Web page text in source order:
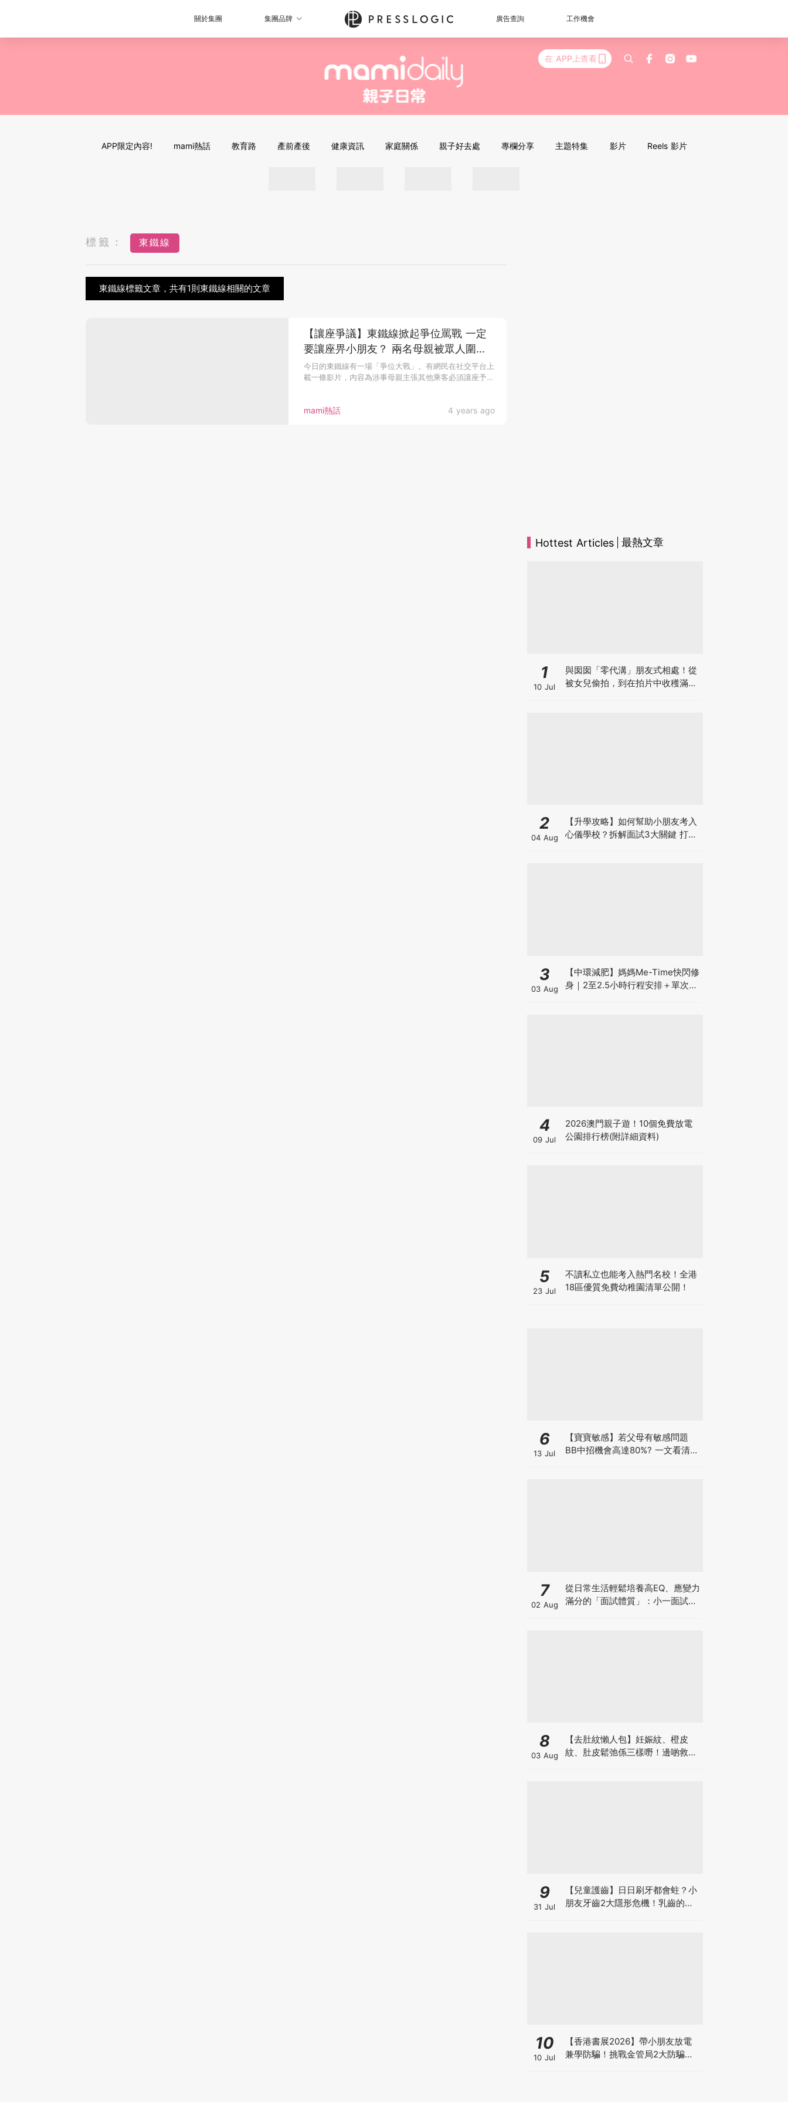
關於集團 集團品牌 廣告查詢 工作機會
在 APP上查看
APP限定內容! mami熱話 教育路 產前產後 健康資訊 家庭關係 親子好去處 專欄分享 主題特集 影片 Reels 影片
標籤： 東鐵線
東鐵線標籤文章，共有1則東鐵線相關的文章
mami熱話 4 years ago
【讓座爭議】東鐵線掀起爭位罵戰 一定
要讓座畀小朋友？ 兩名母親被眾人圍插
教壞細路
今日的東鐵線有一場「爭位大戰」。有網民在社交平台上
載一條影片，內容為涉事母親主張其他乘客必須讓座予
Hottest Articles 最熱文章
1
10 Jul
與囡囡「零代溝」朋友式相處！從
被女兒偷拍，到在拍片中收穫滿足
2
04 Aug
【升學攻略】如何幫助小朋友考入
心儀學校？拆解面試3大關鍵 打好
3
03 Aug
【中環減肥】媽媽Me-Time快閃修
身｜2至2.5小時行程安排＋單次收
4
09 Jul
2026澳門親子遊！10個免費放電
公園排行榜(附詳細資料)
5
23 Jul
不讀私立也能考入熱門名校！全港
18區優質免費幼稚園清單公開！
6
13 Jul
【寶寶敏感】若父母有敏感問題
BB中招機會高達80%? 一文看清預
7
02 Aug
從日常生活輕鬆培養高EQ、應變力
滿分的「面試體質」：小一面試最
8
03 Aug
【去肚紋懶人包】妊娠紋、橙皮
紋、肚皮鬆弛係三樣嘢！邊啲救得
9
31 Jul
【兒童護齒】日日刷牙都會蛀？小
朋友牙齒2大隱形危機！乳齒的琺
10
10 Jul
【香港書展2026】帶小朋友放電
兼學防騙！挑戰金管局2大防騙遊